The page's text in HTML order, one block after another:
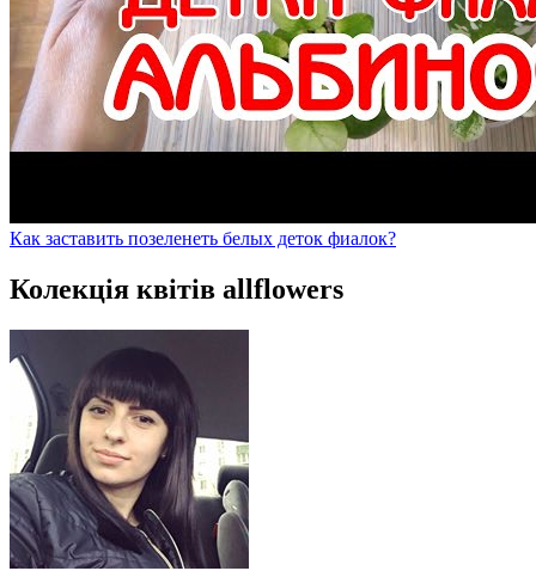
Как заставить позеленеть белых деток фиалок?
Колекція квітів allflowers